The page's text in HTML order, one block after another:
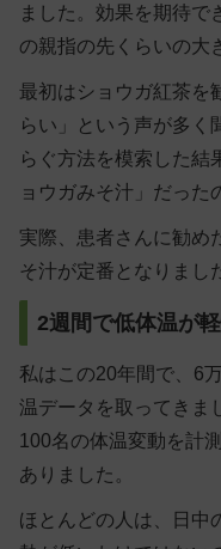
ました。効果を期待で
の親指の先くらいの大
最初はショウガ紅茶を
らい」という声が多く
らぐ方法を模索した結
ョウガみそ汁 」だった
実際、患者さんに勧め
そ汁が定番となりまし
2週間で低体温が
私はこの20年間で、6
温データを取ってきま
100名の体温変動を計
ありました。
ほとんどの人は、日中